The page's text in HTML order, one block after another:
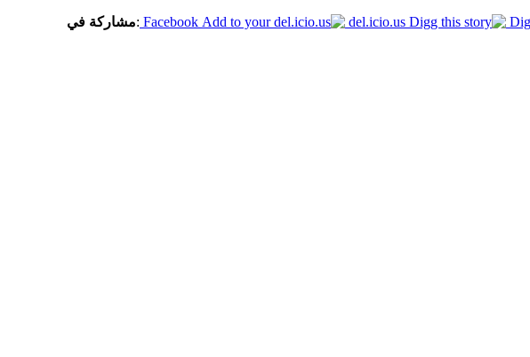
Facebook del.icio.us
:مشاركة في